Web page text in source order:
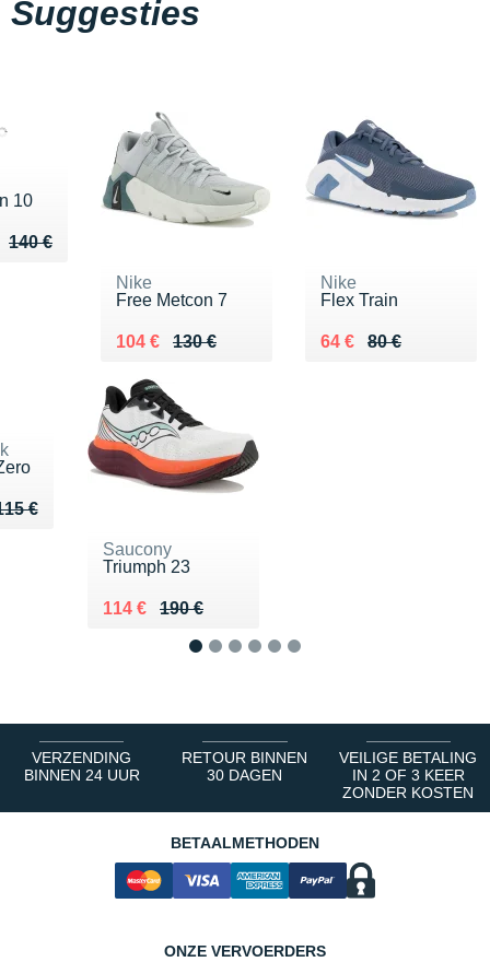
Suggesties
10
140 €
de 140 €
119 €
Nike
Free Metcon 7
130 €
Au lieu de 130 €
104 €
Vendu 104 €
Nike
Flex Train
80 €
Au lieu de 80 €
64 €
Vendu 64 €
€
115 €
€
Saucony
Triumph 23
190 €
Au lieu de 190 €
114 €
Vendu 114 €
VERZENDING
BINNEN 24 UUR
RETOUR BINNEN
30 DAGEN
VEILIGE BETALING
IN 2 OF 3 KEER
ZONDER KOSTEN
BETAALMETHODEN
ONZE VERVOERDERS